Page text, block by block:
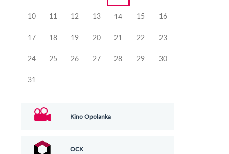
10 11 12 13 14 15 16
17 18 19 20 21 22 23
24 25 26 27 28 29 30
31
Kino Opolanka
OCK